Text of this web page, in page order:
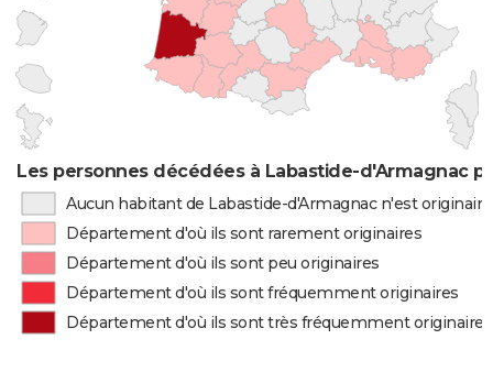
Les personnes décédées à Labastide-d'Armagnac
Aucun habitant de Labastide-d'Armagnac n'est
Département d'où ils sont rarement originaires
Département d'où ils sont peu originaires
Département d'où ils sont fréquemment originaires
Département d'où ils sont très fréquemment originaires